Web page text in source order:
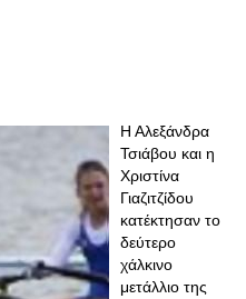
Η Αλεξάνδρα
Τσιάβου και η
Χριστίνα
Γιαζιτζίδου
κατέκτησαν το
δεύτερο
χάλκινο
μετάλλιο της